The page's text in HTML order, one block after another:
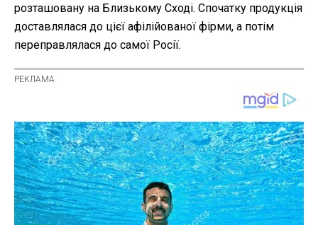
розташовану на Близькому Сході. Спочатку продукція
доставлялася до цієї афілійованої фірми, а потім
переправлялася до самої Росії.